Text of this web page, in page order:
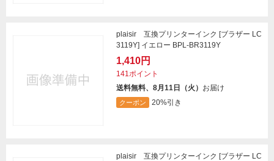
plaisir 互換プリンターインク [ブラザー LC
3119Y] イエロー BPL-BR3119Y
1,410円
141ポイント
送料無料、8月11日（火） お届け
クーポン 20%引き
plaisir 互換プリンターインク [ブラザー LC